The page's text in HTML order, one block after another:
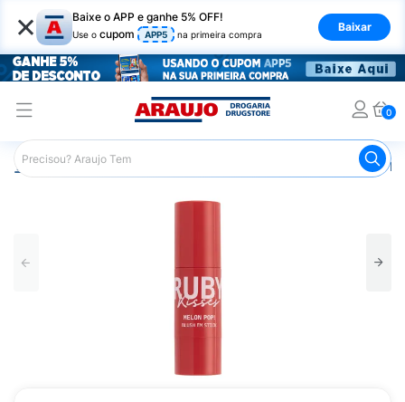
× Baixe o APP e ganhe 5% OFF!
Use o cupom APP5 na primeira compra
Baixar
0
Araujo Maquiagem Blush em Stick